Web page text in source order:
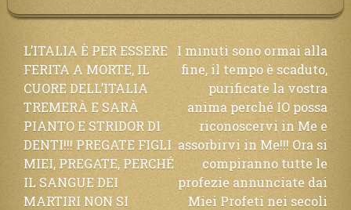
Navigazione
articoli
L’ITALIA È PER ESSERE
FERITA A MORTE, IL
CUORE DELL’ITALIA
TREMERÀ E SARÀ
PIANTO E STRIDOR DI
DENTI!!! PREGATE FIGLI
MIEI, PREGATE, PERCHÉ
IL SANGUE DEI
MARTIRI NON SI
I minuti sono ormai alla
fine, il tempo è scaduto,
purificate la vostra
anima perché IO possa
riconoscervi in Me e
assorbirvi in Me!!! Ora si
compiranno tutte le
profezie annunciate dai
Miei Profeti nei secoli